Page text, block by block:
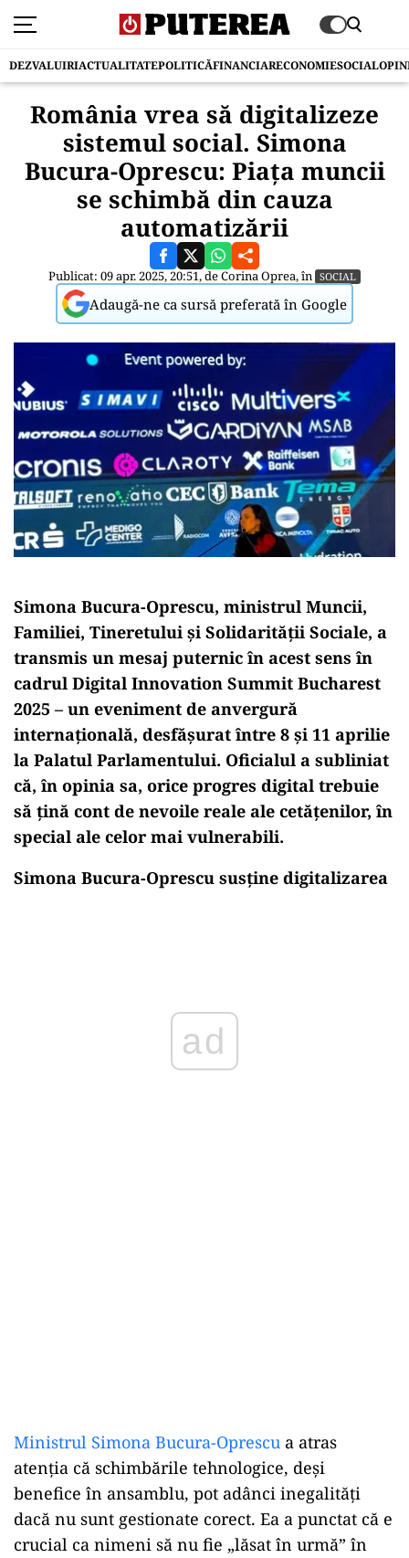
DEZVALUIRIACTUALITATEPOLITICĂFINANCIARECONOMIESOCIAL
România vrea să digitalizeze
sistemul social. Simona
Bucura-Oprescu: Piața muncii
se schimbă din cauza
automatizării
Publicat: 09 apr. 2025, 20:51, deCorina Oprea, în SOCIAL
Adaugă-ne ca sursă preferată în Google
Simona Bucura-Oprescu, ministrul Muncii,
Familiei, Tineretului și Solidarității Sociale, a
transmis un mesaj puternic în acest sens în
cadrul Digital Innovation Summit Bucharest
2025 – un eveniment de anvergură
internațională, desfășurat între 8 și 11 aprilie
la Palatul Parlamentului. Oficialul a subliniat
că, în opinia sa, orice progres digital trebuie
să țină cont de nevoile reale ale cetățenilor, în
special ale celor mai vulnerabili.
Simona Bucura-Oprescu susține digitalizarea
ad
Ministrul Simona Bucura-Oprescu a atras
atenția că schimbările tehnologice, deși
benefice în ansamblu, pot adânci inegalități
dacă nu sunt gestionate corect. Ea a punctat că e
crucial ca nimeni să nu fie „lăsat în urmă” în